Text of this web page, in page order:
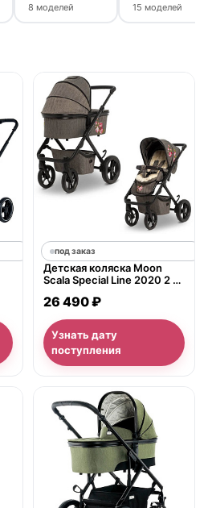
8 моделей 15 моделей
под заказ
Детская коляска Moon
Scala Special Line 2020 2 в
26 490 ₽
Узнать дату
поступления